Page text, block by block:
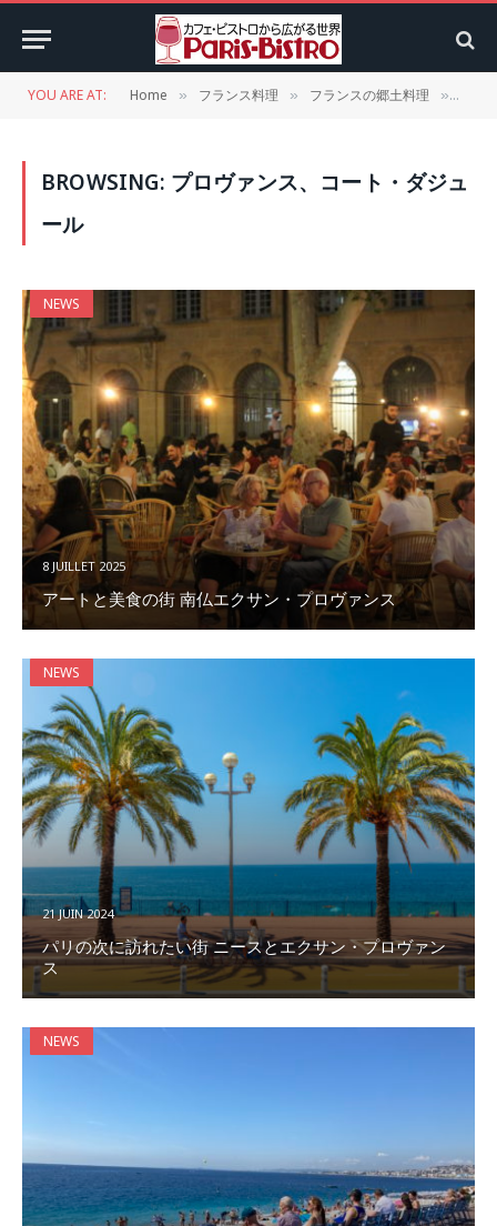
YOU ARE AT: Home » フランス料理 » フランスの郷土料理 »
BROWSING: プロヴァンス、コート・ダジュ
ール
NEWS
8 JUILLET 2025
アートと美食の街 南仏エクサン・プロヴァンス
NEWS
21 JUIN 2024
パリの次に訪れたい街 ニースとエクサン・プロヴァン
ス
NEWS